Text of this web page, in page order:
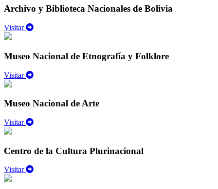
Archivo y Biblioteca Nacionales de Bolivia
Visitar
Museo Nacional de Etnografía y Folklore
Visitar
Museo Nacional de Arte
Visitar
Centro de la Cultura Plurinacional
Visitar